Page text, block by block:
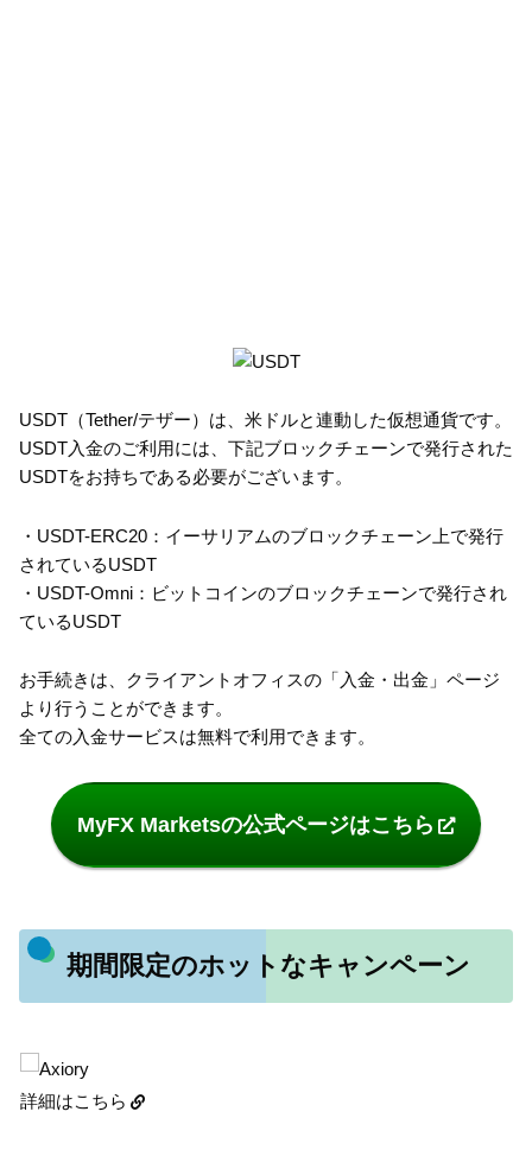
USDT（Tether/テザー）は、米ドルと連動した仮想通貨です。
USDT入金のご利用には、下記ブロックチェーンで発行された
USDTをお持ちである必要がございます。
・USDT-ERC20：イーサリアムのブロックチェーン上で発行
されているUSDT
・USDT-Omni：ビットコインのブロックチェーンで発行され
ているUSDT
お手続きは、クライアントオフィスの「入金・出金」ページ
より行うことができます。
全ての入金サービスは無料で利用できます。
MyFX Marketsの公式ページはこちら
期間限定のホットなキャンペーン
詳細はこちら